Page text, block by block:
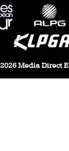
Media Direct